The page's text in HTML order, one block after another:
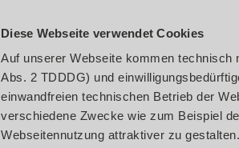
Diese Webseite verwendet Cookies
Auf unserer Webseite kommen
Abs. 2 TDDDG) und
einwandfreien technischen Betrieb der
verschiedene Zwecke wie zum Beispiel
Webseitennutzung attraktiver zu